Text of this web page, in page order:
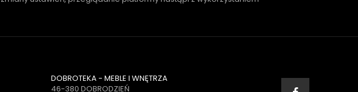
DOBROTEKA - MEBLE I WNĘTRZA
46-380 DOBRODZIEŃ